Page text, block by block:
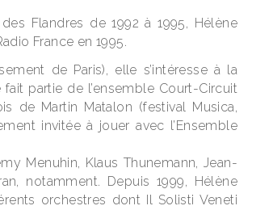
Flandres de 1992 à 1995, Hélène
France en 1995.
de Paris), elle s’intéresse à la
partie de l’ensemble Court-Circuit
de Martin Matalon (festival Musica,
invitée à jouer avec l’Ensemble
Menuhin, Klaus Thunemann, Jean-
notamment. Depuis 1999, Hélène
orchestres dont Il Solisti Veneti